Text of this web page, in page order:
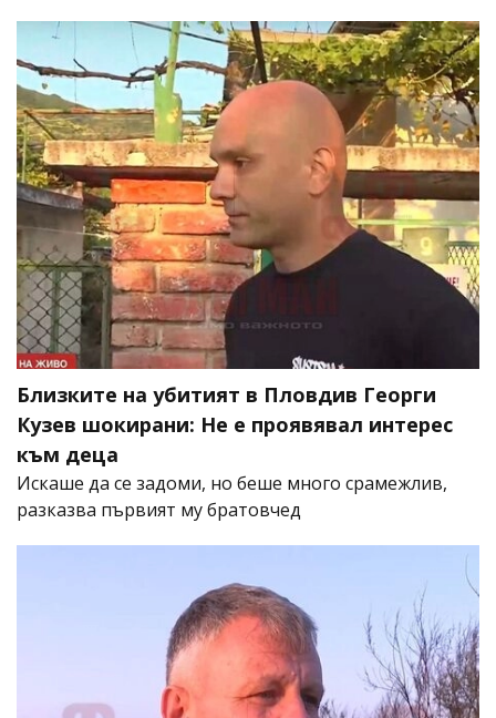
Близките на убитият в Пловдив Георги
Кузев шокирани: Не е проявявал интерес
към деца
Искаше да се задоми, но беше много срамежлив,
разказва първият му братовчед